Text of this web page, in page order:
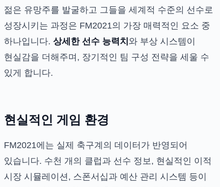
젊은 유망주를 발굴하고 그들을 세계적 수준의 선수로
성장시키는 과정은 FM2021의 가장 매력적인 요소 중
하나입니다. 상세한 선수 능력치 와 부상 시스템이
현실감을 더해주며, 장기적인 팀 구성 전략을 세울 수
있게 합니다.
현실적인 게임 환경
FM2021에는 실제 축구계의 데이터가 반영되어
있습니다. 수천 개의 클럽과 선수 정보, 현실적인 이적
시장 시뮬레이션, 스폰서십과 예산 관리 시스템 등이